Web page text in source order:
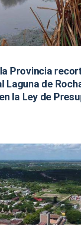
Provincia
Laguna de
la Ley de